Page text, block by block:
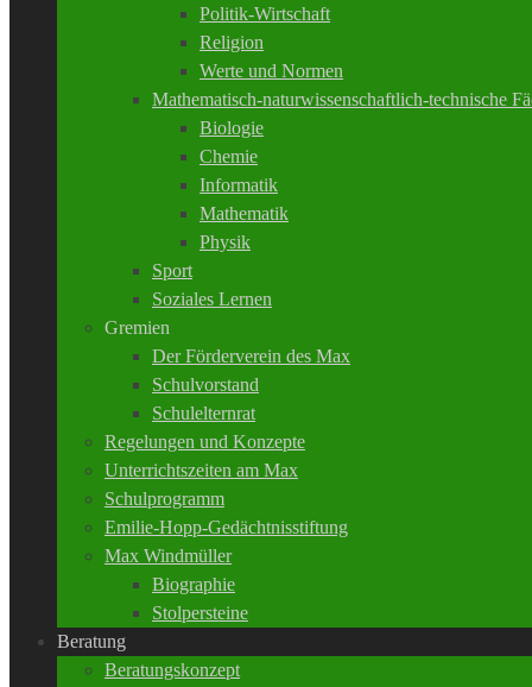
Politik-Wirtschaft
Religion
Werte und Normen
Mathematisch-naturwissenschaftlich-technische
Biologie
Chemie
Informatik
Mathematik
Physik
Sport
Soziales Lernen
Gremien
Der Förderverein des Max
Schulvorstand
Schulelternrat
Regelungen und Konzepte
Unterrichtszeiten am Max
Schulprogramm
Emilie-Hopp-Gedächtnisstiftung
Max Windmüller
Biographie
Stolpersteine
Beratung
Beratungskonzept